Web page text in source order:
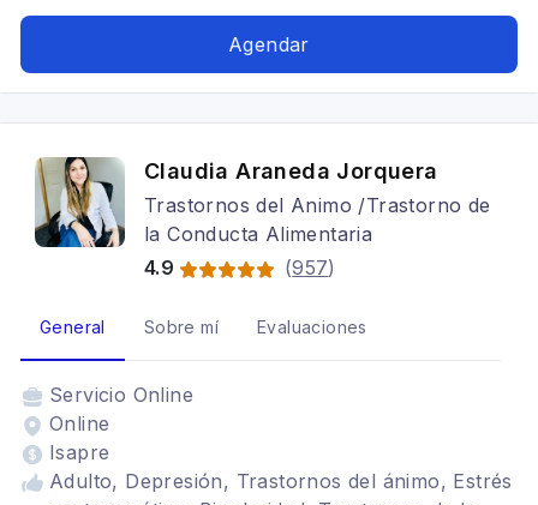
Agendar
Claudia Araneda Jorquera
Trastornos del Animo /Trastorno de
la Conducta Alimentaria
4.9
(957)
General Sobre mí Evaluaciones
Servicio Online
Online
Isapre
Adulto, Depresión, Trastornos del ánimo, Estrés